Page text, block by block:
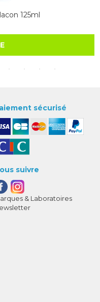
125ml
sécurisé
suivre
& Laboratoires